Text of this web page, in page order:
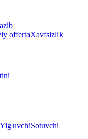
offertaXavfsizlik
Yig'uvchiSotuvchi